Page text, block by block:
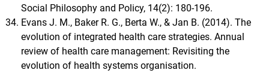
Social Philosophy and Policy, 14(2): 180-196.
Evans J. M., Baker R. G., Berta W., & Jan B. (2014). The
evolution of integrated health care strategies. Annual
review of health care management: Revisiting the
evolution of health systems organisation.